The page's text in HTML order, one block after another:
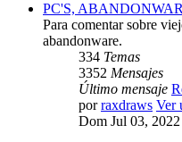
PC'S,
Para comentar sobre
abandonware.
334 Temas
3352 Mensajes
Último mensaje
porraxdraws Ver
Dom Jul 03,